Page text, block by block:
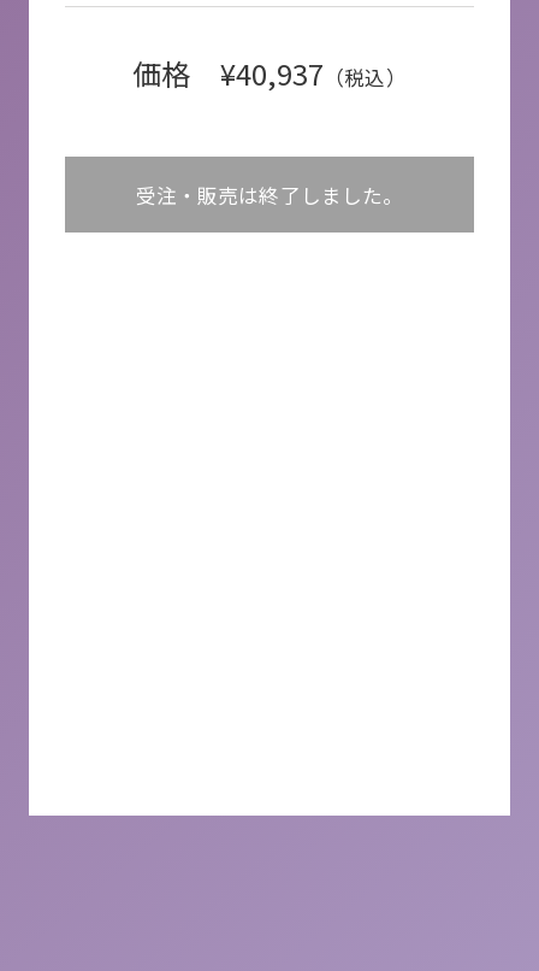
価格 ¥40,937 （税込）
受注・販売は終了しました。